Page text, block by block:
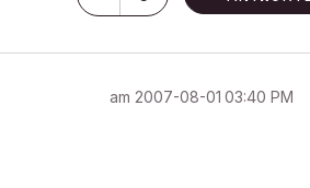
am ‎2007-08-01 03:40 PM